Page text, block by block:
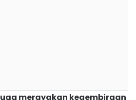
merayakan kegembiraan